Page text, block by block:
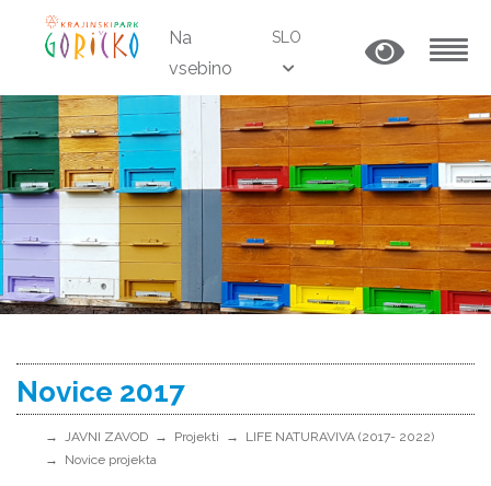
Na
vsebino
SLO
Novice 2017
JAVNI ZAVOD Projekti
LIFE NATURAVIVA (2017- 2022)
Novice projekta